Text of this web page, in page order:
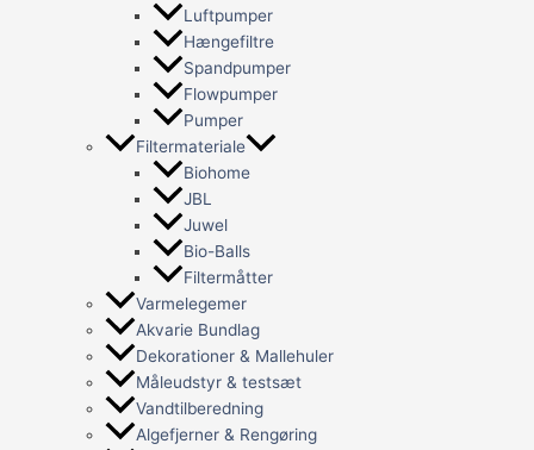
Luftpumper
Hængefiltre
Spandpumper
Flowpumper
Pumper
Filtermateriale
Biohome
JBL
Juwel
Bio-Balls
Filtermåtter
Varmelegemer
Akvarie Bundlag
Dekorationer & Mallehuler
Måleudstyr & testsæt
Vandtilberedning
Algefjerner & Rengøring